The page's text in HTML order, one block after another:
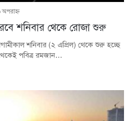
শনিবার থেকে রোজা শুরু
শনিবার (২ এপ্রিল) থেকে শুরু হচ্ছে
পবিত্র রমজান…